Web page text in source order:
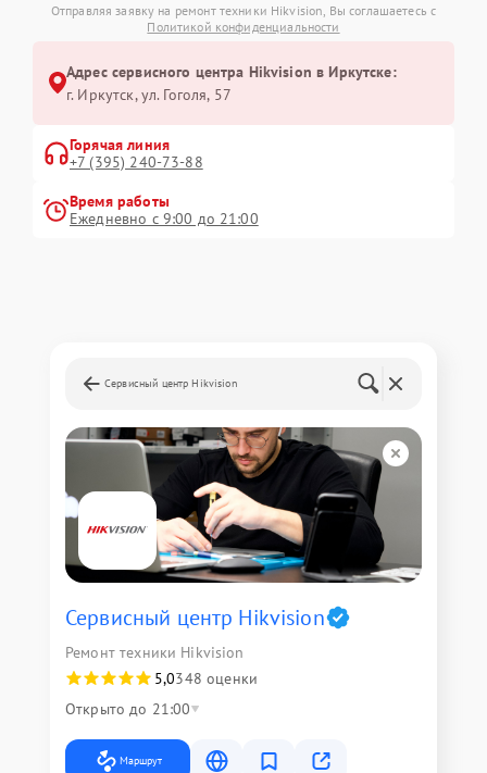
Отправляя заявку на ремонт техники Hikvision, Вы соглашаетесь с
Политикой конфиденциальности
Адрес сервисного центра Hikvision в Иркутске:
г. Иркутск, ул. ​Гоголя, 57
Горячая линия
+7 (395) 240-73-88
Время работы
Ежедневно с 9:00 до 21:00
Сервисный центр Hikvision
Сервисный центр Hikvision
Ремонт техники Hikvision
5,0348 оценки
Открыто до 21:00
Маршрут